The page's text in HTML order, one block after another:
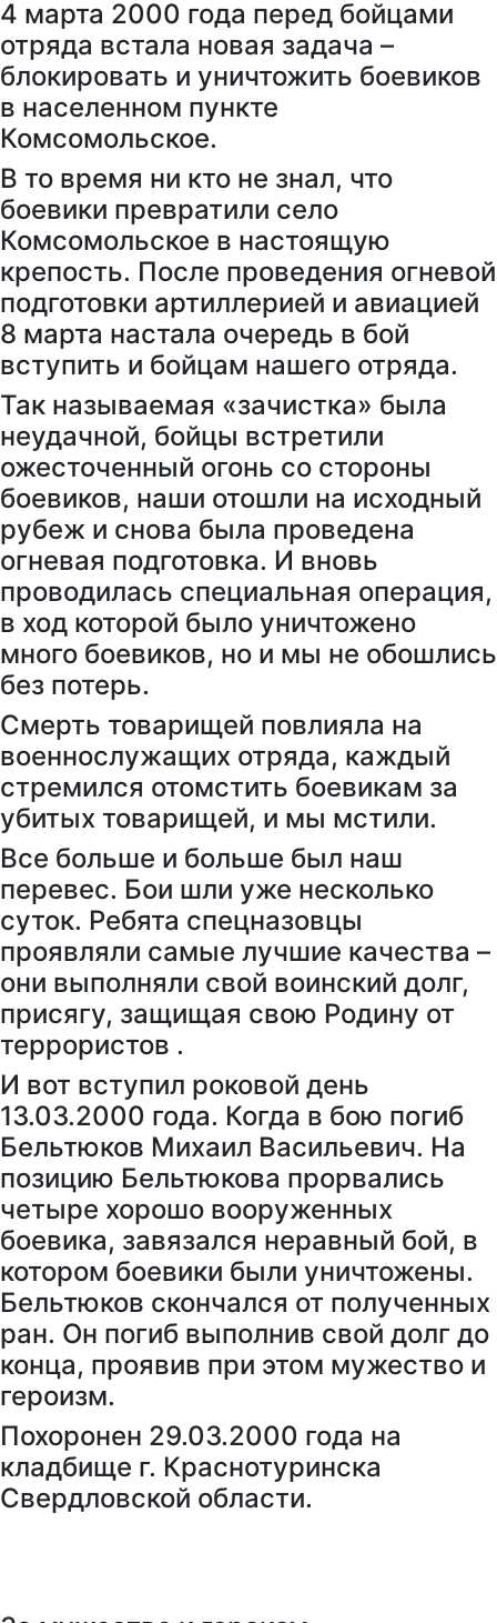
4 марта 2000 года перед бойцами
отряда встала новая задача –
блокировать и уничтожить боевиков
в населенном пункте
Комсомольское.
В то время ни кто не знал, что
боевики превратили село
Комсомольское в настоящую
крепость. После проведения огневой
подготовки артиллерией и авиацией
8 марта настала очередь в бой
вступить и бойцам нашего отряда.
Так называемая «зачистка» была
неудачной, бойцы встретили
ожесточенный огонь со стороны
боевиков, наши отошли на исходный
рубеж и снова была проведена
огневая подготовка. И вновь
проводилась специальная операция,
в ход которой было уничтожено
много боевиков, но и мы не обошлись
без потерь.
Смерть товарищей повлияла на
военнослужащих отряда, каждый
стремился отомстить боевикам за
убитых товарищей, и мы мстили.
Все больше и больше был наш
перевес. Бои шли уже несколько
суток. Ребята спецназовцы
проявляли самые лучшие качества –
они выполняли свой воинский долг,
присягу, защищая свою Родину от
террористов .
И вот вступил роковой день
13.03.2000 года. Когда в бою погиб
Бельтюков Михаил Васильевич. На
позицию Бельтюкова прорвались
четыре хорошо вооруженных
боевика, завязался неравный бой, в
котором боевики были уничтожены.
Бельтюков скончался от полученных
ран. Он погиб выполнив свой долг до
конца, проявив при этом мужество и
героизм.
Похоронен 29.03.2000 года на
кладбище г. Краснотуринска
Свердловской области.